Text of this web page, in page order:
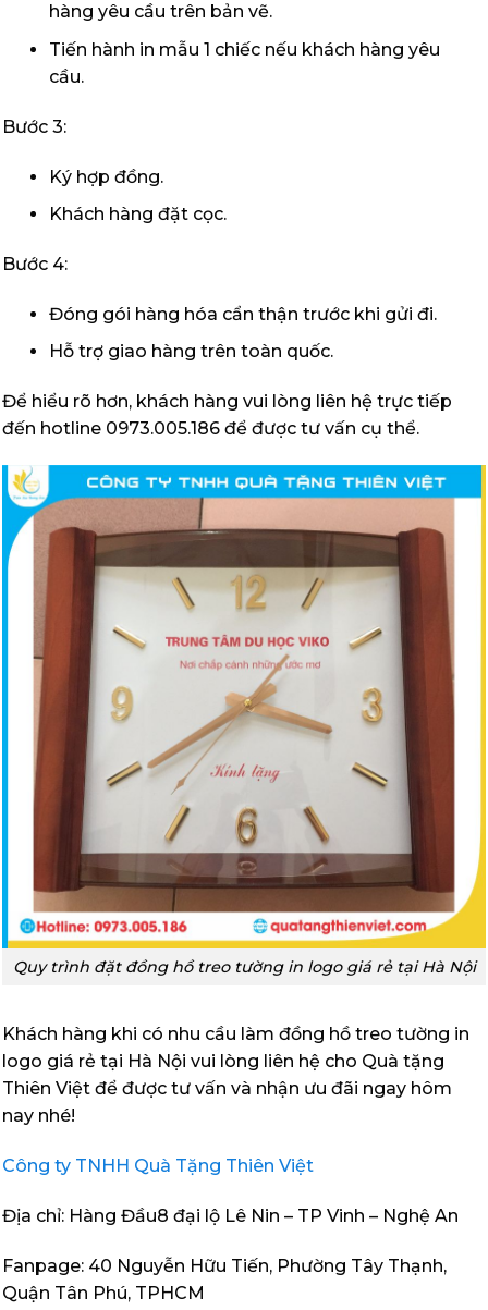
hàng yêu cầu trên bản vẽ.
Tiến hành in mẫu 1 chiếc nếu khách hàng yêu
cầu.
Bước 3:
Ký hợp đồng.
Khách hàng đặt cọc.
Bước 4:
Đóng gói hàng hóa cẩn thận trước khi gửi đi.
Hỗ trợ giao hàng trên toàn quốc.
Để hiểu rõ hơn, khách hàng vui lòng liên hệ trực tiếp
đến hotline 0973.005.186 để được tư vấn cụ thể.
Quy trình đặt đồng hồ treo tường in logo giá rẻ tại Hà Nội
Khách hàng khi có nhu cầu làm đồng hồ treo tường in
logo giá rẻ tại Hà Nội vui lòng liên hệ cho Quà tặng
Thiên Việt để được tư vấn và nhận ưu đãi ngay hôm
nay nhé!
Công ty TNHH Quà Tặng Thiên Việt
Địa chỉ: Hàng Đầu8 đại lộ Lê Nin – TP Vinh – Nghệ An
Fanpage: 40 Nguyễn Hữu Tiến, Phường Tây Thạnh,
Quận Tân Phú, TPHCM